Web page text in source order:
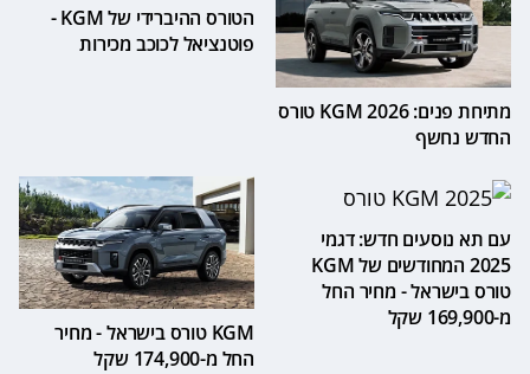
מתיחת פנים: 2026 KGM טורס
החדש נחשף
הטורס ההיברידי של KGM -
פוטנציאל לכוכב מכירות
עם תא נוסעים חדש: דגמי
2025 המחודשים של KGM
טורס בישראל - מחיר החל
מ-169,900 שקל
KGM טורס בישראל - מחיר
החל מ-174,900 שקל